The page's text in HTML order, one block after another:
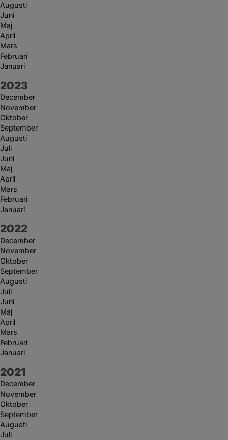
Augusti
Juni
Maj
April
Mars
Februari
Januari
År:
2023
December
November
Oktober
September
Augusti
Juli
Juni
Maj
April
Mars
Februari
Januari
År:
2022
December
November
Oktober
September
Augusti
Juli
Juni
Maj
April
Mars
Februari
Januari
År:
2021
December
November
Oktober
September
Augusti
Juli